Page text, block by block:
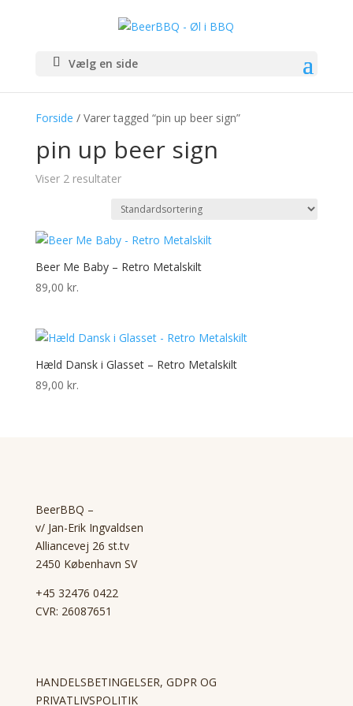
Vælg en side
Forside / Varer tagged “pin up beer sign”
pin up beer sign
Viser 2 resultater
Beer Me Baby – Retro Metalskilt
89,00 kr.
Hæld Dansk i Glasset – Retro Metalskilt
89,00 kr.
BeerBBQ –
v/ Jan-Erik Ingvaldsen
Alliancevej 26 st.tv
2450 København SV
+45 32476 0422
CVR: 26087651
HANDELSBETINGELSER, GDPR OG
PRIVATLIVSPOLITIK